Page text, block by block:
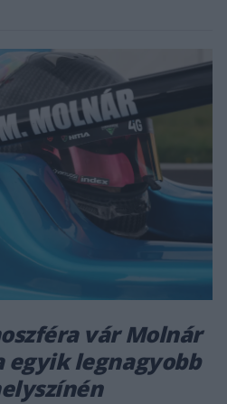
vár Molnár
egyik legnagyobb